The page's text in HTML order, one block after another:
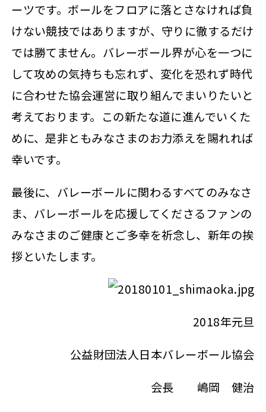
ーツです。ボールをフロアに落とさなければ負
けない競技ではありますが、守りに徹するだけ
では勝てません。バレーボール界が心を一つに
して攻めの気持ちも忘れず、変化を恐れず時代
に合わせた協会運営に取り組んでまいりたいと
考えております。この新たな道に進んでいくた
めに、是非ともみなさまのお力添えを賜れれば
幸いです。
最後に、バレーボールに関わるすべてのみなさ
ま、バレーボールを応援してくださるファンの
みなさまのご健康とご多幸を祈念し、新年の挨
拶といたします。
2018年元旦
公益財団法人日本バレーボール協会
会長 嶋岡 健治